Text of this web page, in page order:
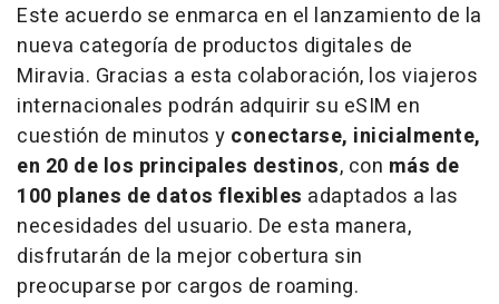
Este acuerdo se enmarca en el lanzamiento de la
nueva categoría de productos digitales de
Miravia. Gracias a esta colaboración, los viajeros
internacionales podrán adquirir su eSIM en
cuestión de minutos y conectarse, inicialmente,
en 20 de los principales destinos, con más de
100 planes de datos flexibles adaptados a las
necesidades del usuario. De esta manera,
disfrutarán de la mejor cobertura sin
preocuparse por cargos de roaming.